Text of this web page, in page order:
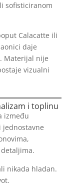
sofisticiranom
Calacatte ili
daje
Materijal nije
vizualni
i toplinu
između
nikada hladan.